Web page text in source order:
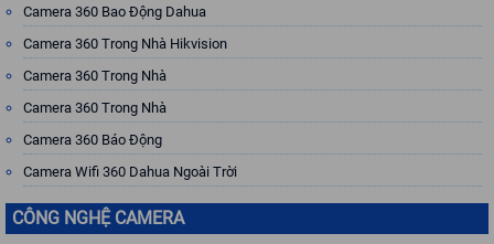
Camera 360 Bao Động Dahua
Camera 360 Trong Nhà Hikvision
Camera 360 Trong Nhà
Camera 360 Trong Nhà
Camera 360 Báo Động
Camera Wifi 360 Dahua Ngoài Trời
CÔNG NGHỆ CAMERA